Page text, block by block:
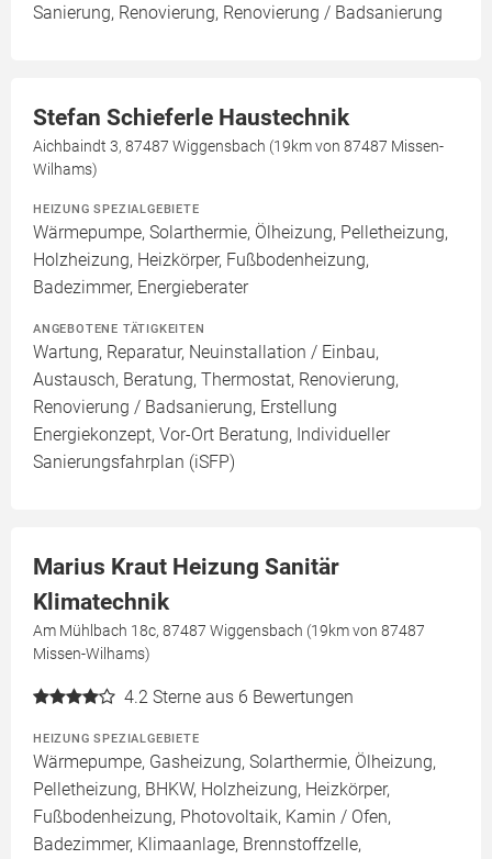
Sanierung, Renovierung, Renovierung / Badsanierung
Stefan Schieferle Haustechnik
Aichbaindt 3, 87487 Wiggensbach (19km von 87487 Missen-
Wilhams)
HEIZUNG SPEZIALGEBIETE
Wärmepumpe, Solarthermie, Ölheizung, Pelletheizung,
Holzheizung, Heizkörper, Fußbodenheizung,
Badezimmer, Energieberater
ANGEBOTENE TÄTIGKEITEN
Wartung, Reparatur, Neuinstallation / Einbau,
Austausch, Beratung, Thermostat, Renovierung,
Renovierung / Badsanierung, Erstellung
Energiekonzept, Vor-Ort Beratung, Individueller
Sanierungsfahrplan (iSFP)
Marius Kraut Heizung Sanitär
Klimatechnik
Am Mühlbach 18c, 87487 Wiggensbach (19km von 87487
Missen-Wilhams)
4.2 Sterne aus 6 Bewertungen
HEIZUNG SPEZIALGEBIETE
Wärmepumpe, Gasheizung, Solarthermie, Ölheizung,
Pelletheizung, BHKW, Holzheizung, Heizkörper,
Fußbodenheizung, Photovoltaik, Kamin / Ofen,
Badezimmer, Klimaanlage, Brennstoffzelle,